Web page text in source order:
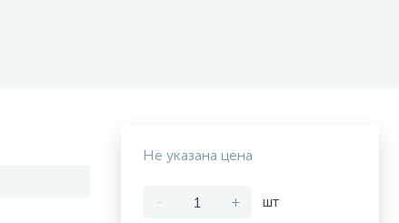
Не указана цена
- + шт